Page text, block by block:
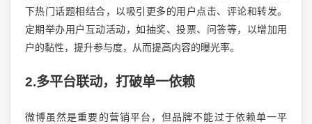
下热门话题相结合，以吸引更多的用户点击、评论和转发。
定期举办用户互动活动，如抽奖、投票、问答等，以增加用
户的黏性，提升参与度，从而提高内容的曝光率。
2.多平台联动，打破单一依赖
微博虽然是重要的营销平台，但品牌不能过于依赖单一平